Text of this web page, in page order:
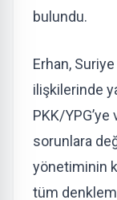
bulundu.
Erhan,
ilişkilerinde
PKK/
sorunlara
yönetiminin
tüm